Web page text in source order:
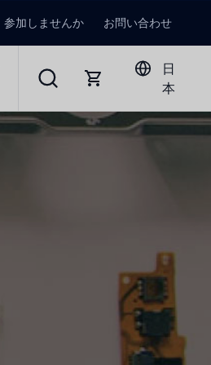
参加しませんか お問い合わせ
日
本